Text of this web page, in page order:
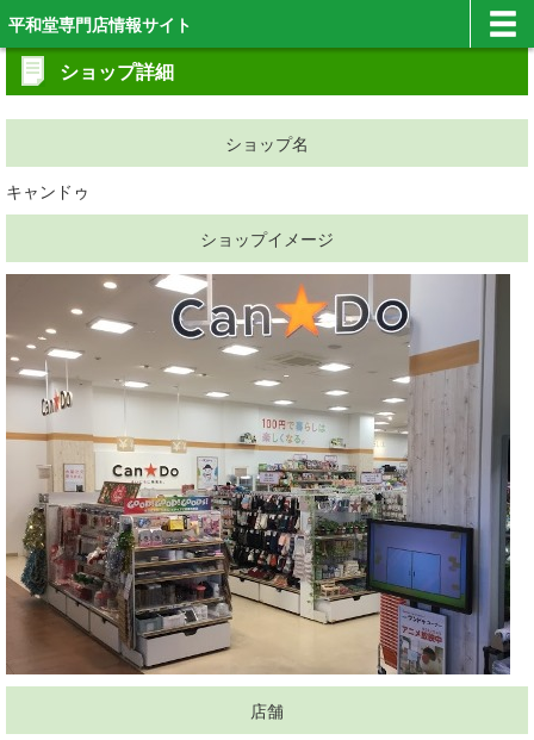
平和堂専門店情報サイト
ショップ詳細
ショップ名
キャンドゥ
ショップイメージ
店舗